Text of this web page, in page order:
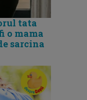
tata
o mama
sarcina